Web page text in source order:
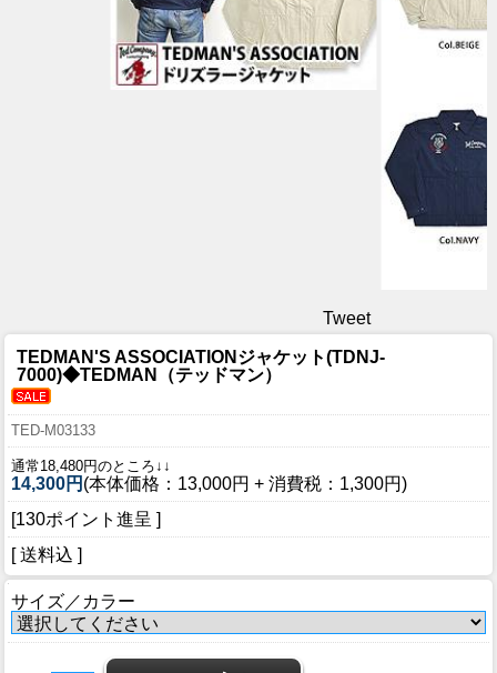
Tweet
TEDMAN'S ASSOCIATIONジャケット(TDNJ-
7000)◆TEDMAN（テッドマン）
TED-M03133
通常18,480円のところ↓↓
14,300円 (本体価格：13,000円 + 消費税：1,300円)
[130ポイント進呈 ]
[ 送料込 ]
サイズ／カラー